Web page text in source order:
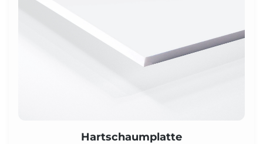
Hartschaumplatte